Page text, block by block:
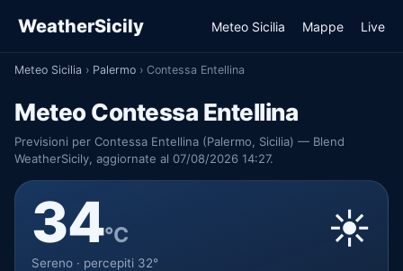
WeatherSicily Meteo Sicilia Mappe Live
Meteo Sicilia › Palermo › Contessa Entellina
Meteo Contessa Entellina
Previsioni per Contessa Entellina (Palermo, Sicilia) — Blend
WeatherSicily, aggiornate al 07/08/2026 14:27.
34°C
Sereno · percepiti 32°
☀️